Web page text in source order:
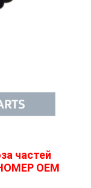
частей
OEM